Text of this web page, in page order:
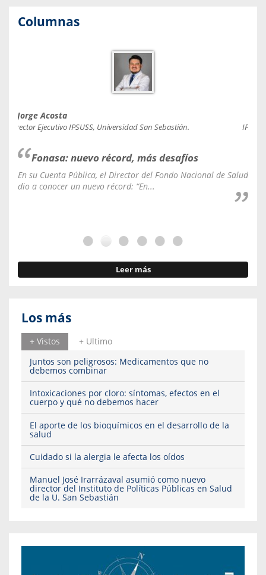
Columnas
Jorge Acosta
Director Ejecutivo IPSUSS, Universidad San Sebastián.
Fonasa: nuevo récord, más desafíos
En su Cuenta Pública, el Director del Fondo Nacional de Salud
dio a conocer un nuevo récord: “En...
Leer más
Los más
+ Vistos
+ Ultimo
Juntos son peligrosos: Medicamentos que no
debemos combinar
Intoxicaciones por cloro: síntomas, efectos en el
cuerpo y qué no debemos hacer
El aporte de los bioquímicos en el desarrollo de la
salud
Cuidado si la alergia le afecta los oídos
Manuel José Irarrázaval asumió como nuevo
director del Instituto de Políticas Públicas en Salud
de la U. San Sebastián